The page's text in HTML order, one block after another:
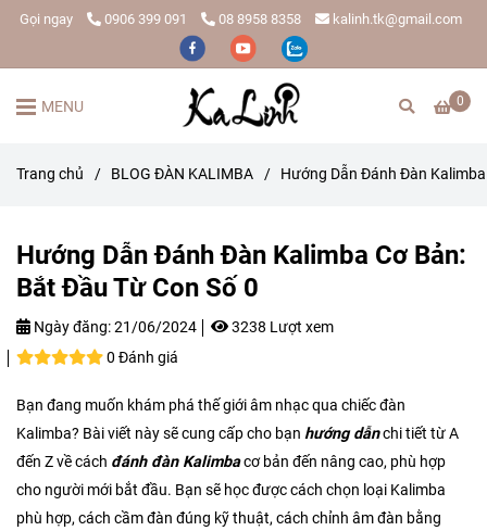
Gọi ngay 0906 399 091 08 8958 8358 kalinh.tk@gmail.com
0
MENU
Trang chủ / BLOG ĐÀN KALIMBA / Hướng Dẫn Đánh Đàn
Hướng Dẫn Đánh Đàn Kalimba Cơ Bản:
Bắt Đầu Từ Con Số 0
Ngày đăng:21/06/2024
3238 Lượt xem
0 Đánh giá
Bạn đang muốn khám phá thế giới âm nhạc qua chiếc đàn
Kalimba? Bài viết này sẽ cung cấp cho bạn hướng dẫnchi tiết từ A
đến Z về cách đánh đàn Kalimbacơ bản đến nâng cao, phù hợp
cho người mới bắt đầu. Bạn sẽ học được cách chọn loại Kalimba
phù hợp, cách cầm đàn đúng kỹ thuật, cách chỉnh âm đàn bằng